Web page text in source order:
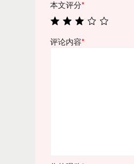
本文评分*
评论内容*